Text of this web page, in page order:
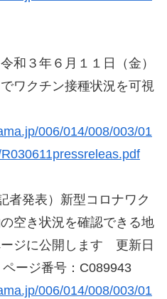
３年６月１１日（金）
ワクチン接種状況を可視
006/014/008/003/01
者発表）新型コロナワク
空き状況を確認できる地
ジに公開します 更新日
ージ番号：C089943
006/014/008/003/01